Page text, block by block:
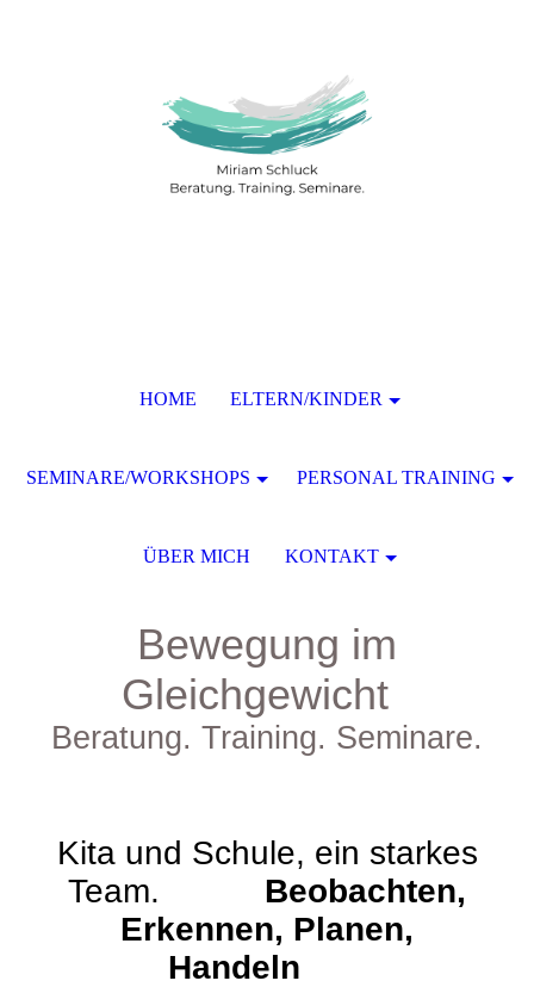
Bewegung im
Gleichgewicht
Beratung. Training. Seminare.
Kita und Schule, ein starkes
Team. Beobachten,
Erkennen, Planen,
Handeln
HOME ELTERN/KINDER
SEMINARE/WORKSHOPS PERSONAL TRAINING
ÜBER MICH KONTAKT